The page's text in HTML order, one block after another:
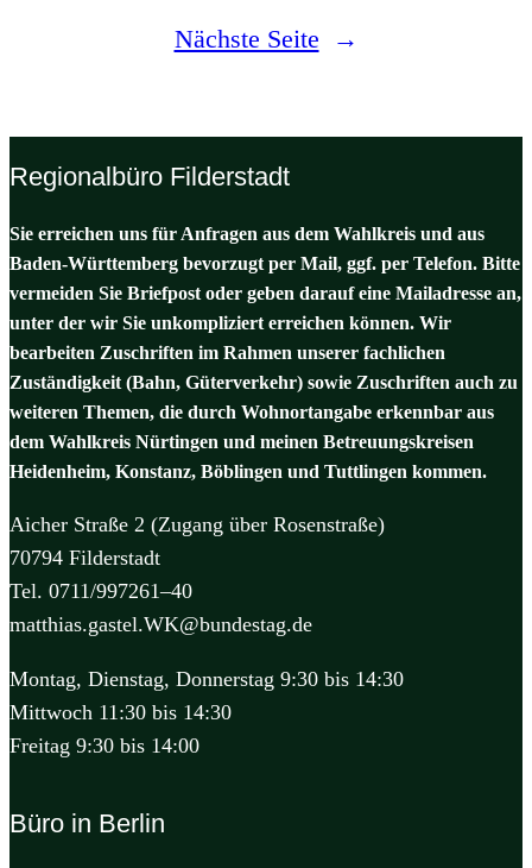
Nächste Seite
→
Regionalbüro Filderstadt
Sie erreichen uns für Anfragen aus dem Wahlkreis und aus
Baden-Württemberg bevorzugt per Mail, ggf. per Telefon. Bitte
vermeiden Sie Briefpost oder geben darauf eine Mailadresse an,
unter der wir Sie unkompliziert erreichen können. Wir
bearbeiten Zuschriften im Rahmen unserer fachlichen
Zuständigkeit (Bahn, Güterverkehr) sowie Zuschriften auch zu
weiteren Themen, die durch Wohnortangabe erkennbar aus
dem Wahlkreis Nürtingen und meinen Betreuungskreisen
Heidenheim, Konstanz, Böblingen und Tuttlingen kommen.
Aicher Straße 2 (Zugang über Rosenstraße)
70794 Filderstadt
Tel. 0711/997261–40
matthias.gastel.WK@bundestag.de
Montag, Dienstag, Donnerstag 9:30 bis 14:30
Mittwoch 11:30 bis 14:30
Freitag 9:30 bis 14:00
Büro in Berlin